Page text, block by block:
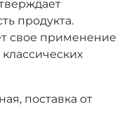
продукта.
свое применение
поставка от